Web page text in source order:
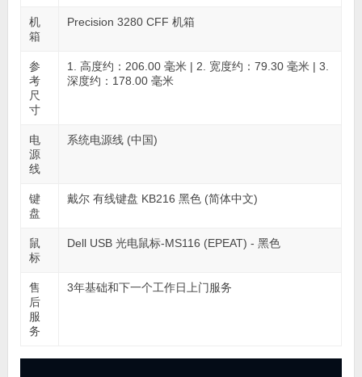
机
箱
Precision 3280 CFF 机箱
参
考
尺
寸
1. 高度约：206.00 毫米 | 2. 宽度约：79.30 毫米 | 3.
深度约：178.00 毫米
电
源
线
系统电源线 (中国)
键
盘
戴尔 有线键盘 KB216 黑色 (简体中文)
鼠
标
Dell USB 光电鼠标-MS116 (EPEAT) - 黑色
售
后
服
务
3年基础和下一个工作日上门服务